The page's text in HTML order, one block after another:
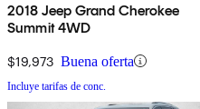
2018 Jeep Grand Cherokee
Summit 4WD
$19,973 Buena oferta
Incluye tarifas de conc.